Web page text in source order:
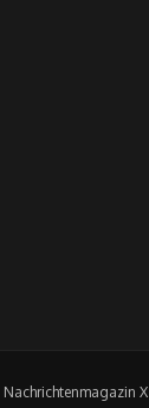
Nachrichtenmagazin X